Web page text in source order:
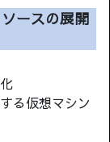
ースの展開
る仮想マシン